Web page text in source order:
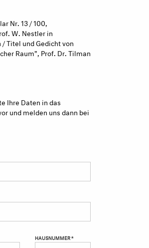
Nr. 13 / 100,
W. Nestler in
Titel und Gedicht von
Raum", Prof. Dr. Tilman
Ihre Daten in das
und melden uns dann bei
HAUSNUMMER *